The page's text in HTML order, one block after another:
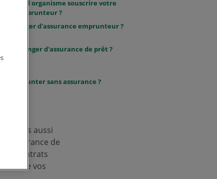
de quel organisme souscrire votre
emprunteur ?
on changer d'assurance emprunteur ?
changer d'assurance de prêt ?
emprunter sans assurance ?
mais aussi
assurance de
de contrats
de vos